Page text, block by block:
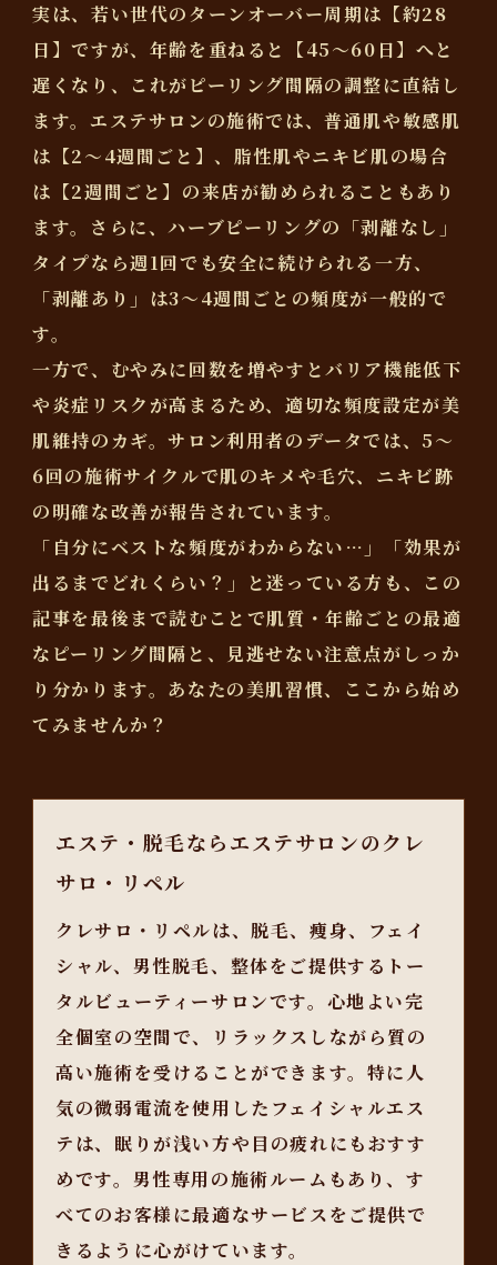
実は、若い世代のターンオーバー周期は【約28
日】ですが、年齢を重ねると【45〜60日】へと
遅くなり、これがピーリング間隔の調整に直結し
ます。エステサロンの施術では、普通肌や敏感肌
は【2〜4週間ごと】、脂性肌やニキビ肌の場合
は【2週間ごと】の来店が勧められることもあり
ます。さらに、ハーブピーリングの「剥離なし」
タイプなら週1回でも安全に続けられる一方、
「剥離あり」は3〜4週間ごとの頻度が一般的で
す。
一方で、むやみに回数を増やすとバリア機能低下
や炎症リスク が高まるため、適切な頻度設定が美
肌維持のカギ。サロン利用者のデータでは、5〜
6回の施術サイクルで肌のキメや毛穴、ニキビ跡
の明確な改善が報告されています。
「自分にベストな頻度がわからない…」「効果が
出るまでどれくらい？」と迷っている方も、この
記事を最後まで読むことで肌質・年齢ごとの最適
なピーリング間隔と、見逃せない注意点がしっか
り分かります。あなたの美肌習慣、ここから始め
てみませんか？
エステ・脱毛ならエステサロンのクレ
サロ・リペル
クレサロ・リペルは、脱毛、痩身、フェイ
シャル、男性脱毛、整体をご提供するトー
タルビューティーサロンです。心地よい完
全個室の空間で、リラックスしながら質の
高い施術を受けることができます。特に人
気の微弱電流を使用したフェイシャルエス
テは、眠りが浅い方や目の疲れにもおすす
めです。男性専用の施術ルームもあり、す
べてのお客様に最適なサービスをご提供で
きるように心がけています。